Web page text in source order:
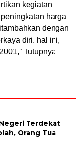
kegiatan
harga
dengan
diri. hal ini,
Tutupnya
Terdekat
Orang Tua